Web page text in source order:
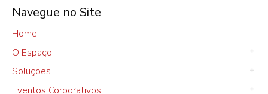
Navegue no Site
Home
O Espaço
Soluções
Eventos Corporativos